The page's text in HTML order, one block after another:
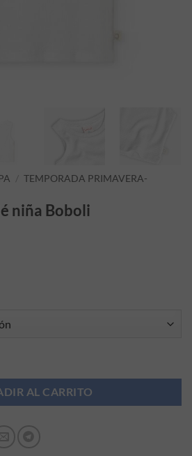
/ TEMPORADA PRIMAVERA-
niña Boboli
original era: 12,95 €.
precio actual es: 6,48 €.
AL CARRITO